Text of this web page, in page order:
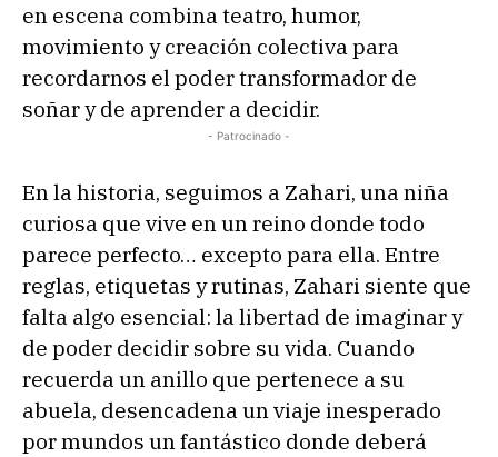
en escena combina teatro, humor,
movimiento y creación colectiva para
recordarnos el poder transformador de
soñar y de aprender a decidir.
- Patrocinado -
En la historia, seguimos a Zahari, una niña
curiosa que vive en un reino donde todo
parece perfecto… excepto para ella. Entre
reglas, etiquetas y rutinas, Zahari siente que
falta algo esencial: la libertad de imaginar y
de poder decidir sobre su vida. Cuando
recuerda un anillo que pertenece a su
abuela, desencadena un viaje inesperado
por mundos un fantástico donde deberá